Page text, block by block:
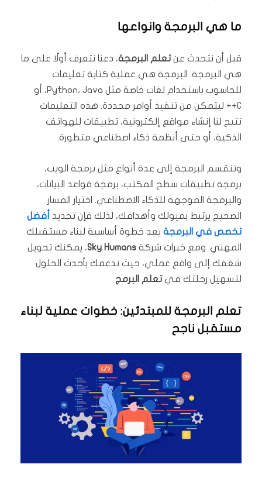
ما هي البرمجة وانواعها
قبل أن نتحدث عنتعلم البرمجة، دعنا نتعرف أولًا على ما
هي البرمجة. البرمجة هي عملية كتابة تعليمات
للحاسوب باستخدام لغات خاصة مثل Python، Java، أو
C++ ليتمكن من تنفيذ أوامر محددة. هذه التعليمات
تتيح لنا إنشاء مواقع إلكترونية، تطبيقات للهواتف
الذكية، أو حتى أنظمة ذكاء اصطناعي متطورة.
وتنقسم البرمجة إلى عدة أنواع مثل برمجة الويب،
برمجة تطبيقات سطح المكتب، برمجة قواعد البيانات،
والبرمجة الموجهة للذكاء الاصطناعي. اختيار المسار
الصحيح يرتبط بميولك وأهدافك، لذلك فإن تحديد
أفضل
تخصص في البرمجة يعد خطوة أساسية لبناء مستقبلك
المهني. ومع خبرات شركة Sky Humans، يمكنك تحويل
شغفك إلى واقع عملي، حيث تدعمك بأحدث الحلول
لتسهيل رحلتك فيتعلم البرمج
تعلم البرمجة للمبتدئين: خطوات عملية لبناء
مستقبل ناجح